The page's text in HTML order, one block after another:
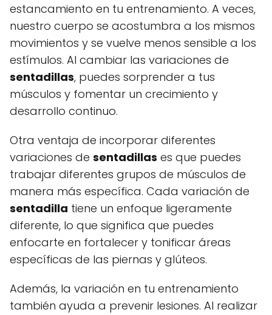
estancamiento en tu entrenamiento. A veces,
nuestro cuerpo se acostumbra a los mismos
movimientos y se vuelve menos sensible a los
estímulos. Al cambiar las variaciones de
sentadillas, puedes sorprender a tus
músculos y fomentar un crecimiento y
desarrollo continuo.
Otra ventaja de incorporar diferentes
variaciones de sentadillas es que puedes
trabajar diferentes grupos de músculos de
manera más específica. Cada variación de
sentadilla tiene un enfoque ligeramente
diferente, lo que significa que puedes
enfocarte en fortalecer y tonificar áreas
específicas de las piernas y glúteos.
Además, la variación en tu entrenamiento
también ayuda a prevenir lesiones. Al realizar